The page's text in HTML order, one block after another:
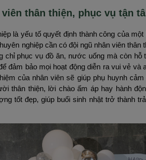
thân thiện, phục vụ tận
là yếu tố quyết định thành công của một
nghiệp cần có đội ngũ nhân viên thân
chỉ phục vụ đồ ăn, nước uống mà còn
đảm bảo mọi hoạt động diễn ra vui vẻ
của nhân viên sẽ giúp phụ huynh
thân thiện, lời chào ấm áp hay hành
tốt đẹp, giúp buổi sinh nhật trở thành